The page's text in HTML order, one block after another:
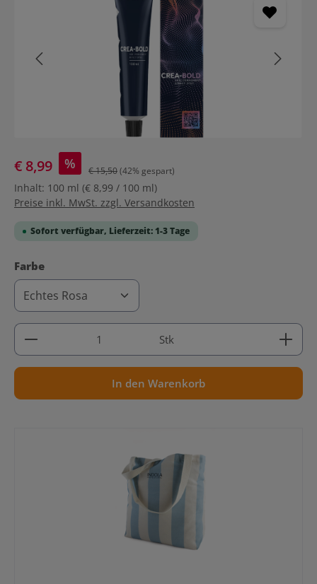
€ 8,99 % € 15,50(42% gespart)
Inhalt: 100 ml (€ 8,99 / 100 ml)
Preise inkl. MwSt. zzgl. Versandkosten
Sofort verfügbar, Lieferzeit: 1-3 Tage
Farbeauswählen
Produkt Anzahl: Gib den gewünschten Wert ein
Stk
In den Warenkorb